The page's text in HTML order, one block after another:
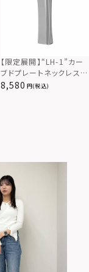
【限定展開】“LH-1”カー
ブドプレートネックレス/
サージカルステンレス（金
8,580 (税込)